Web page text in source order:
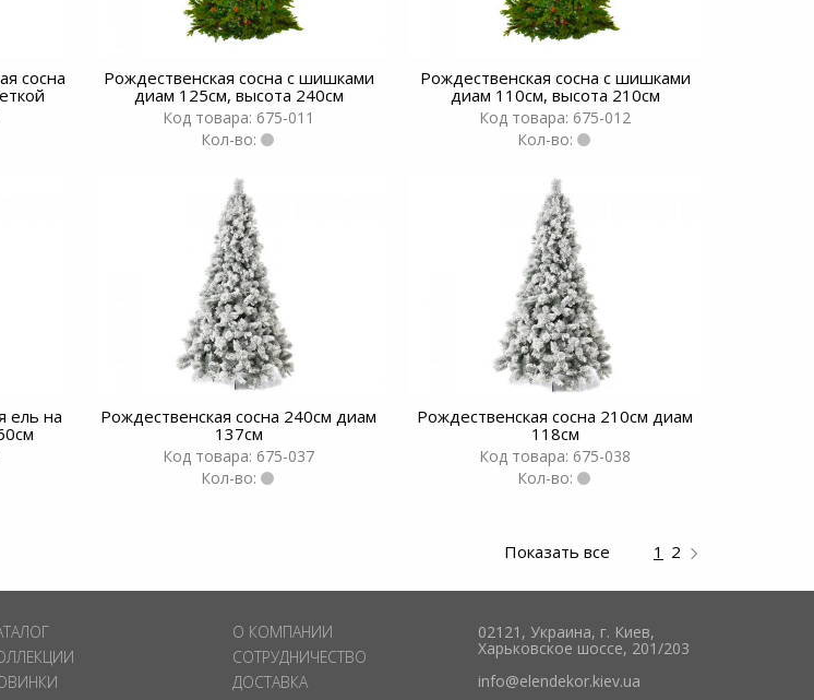
сосна
Рождественская сосна с шишками
диам 125см, высота 240см
Код товара: 675-011
Кол-во:
Рождественская сосна с шишками
диам 110см, высота 210см
Код товара: 675-012
Кол-во:
ель на
Рождественская сосна 240см диам
137см
Код товара: 675-037
Кол-во:
Рождественская сосна 210см диам
118см
Код товара: 675-038
Кол-во:
Показать все 1 2
О КОМПАНИИ
СОТРУДНИЧЕСТВО
ДОСТАВКА
02121, Украина, г. Киев,
Харьковское шоссе, 201/203
info@elendekor.kiev.ua